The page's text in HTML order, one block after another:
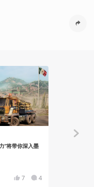
”将带你深入墨
7 4